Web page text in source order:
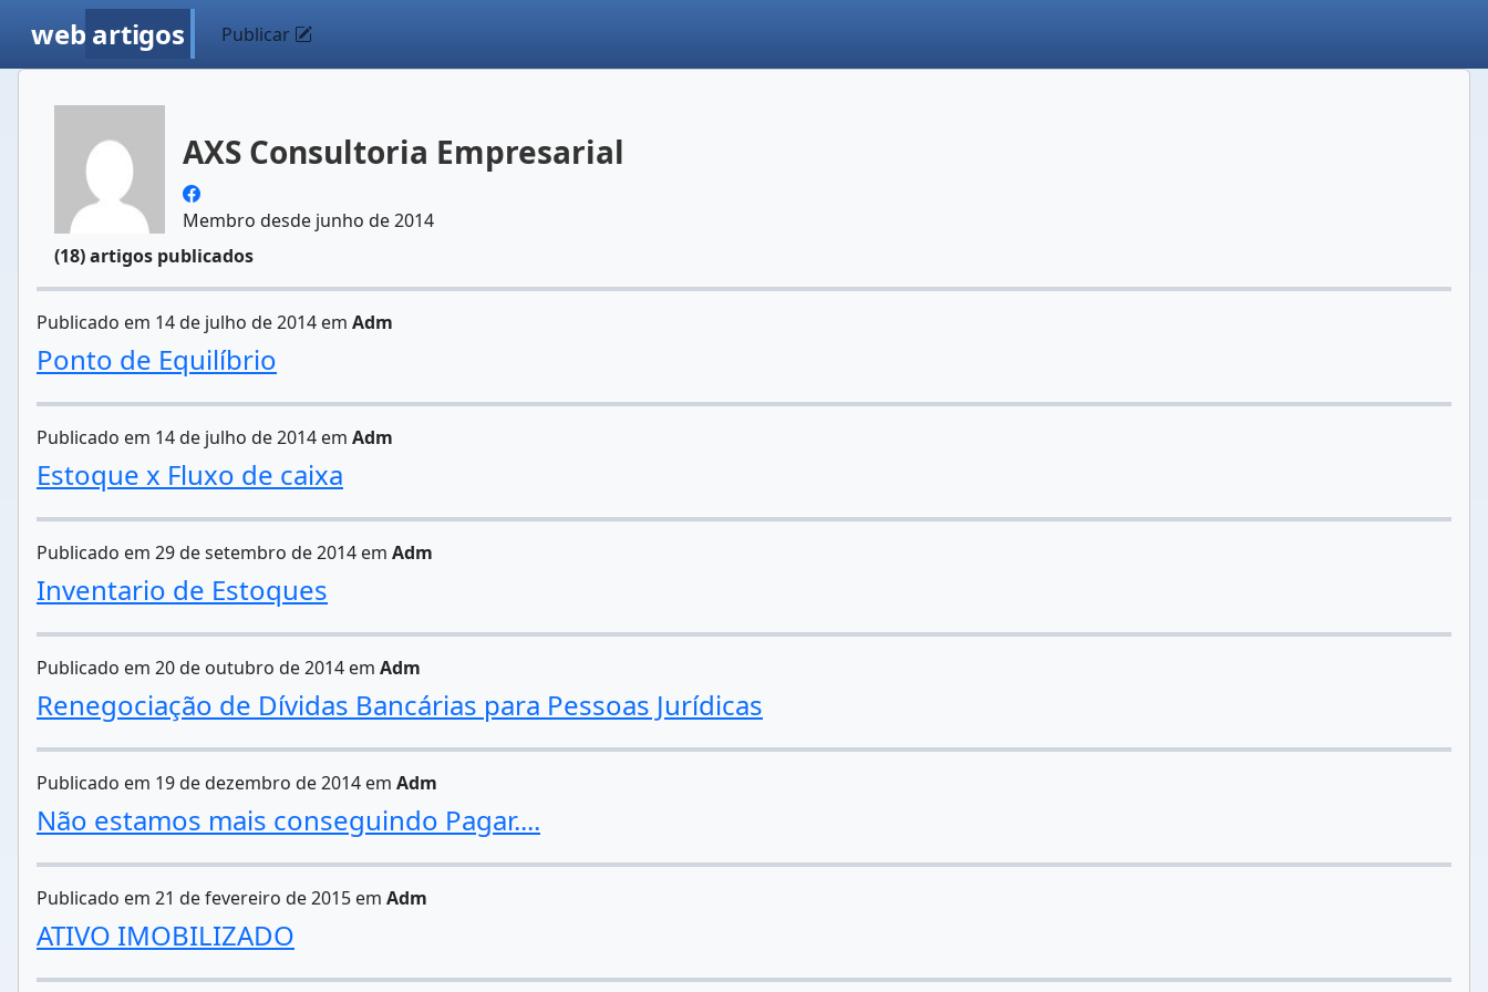
web artigos Publicar
AXS Consultoria Empresarial
Membro desde junho de 2014
(18) artigos publicados
Publicado em 14 de julho de 2014 em Adm
Ponto de Equilíbrio
Publicado em 14 de julho de 2014 em Adm
Estoque x Fluxo de caixa
Publicado em 29 de setembro de 2014 em Adm
Inventario de Estoques
Publicado em 20 de outubro de 2014 em Adm
Renegociação de Dívidas Bancárias para Pessoas Jurídicas
Publicado em 19 de dezembro de 2014 em Adm
Não estamos mais conseguindo Pagar....
Publicado em 21 de fevereiro de 2015 em Adm
ATIVO IMOBILIZADO